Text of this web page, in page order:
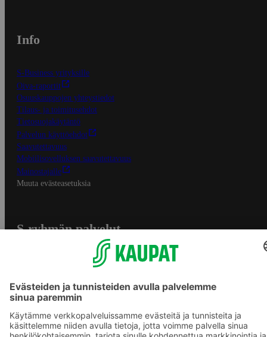
Info
S-Business yrityksille
Oiva-raportit
Osuuskauppojen yhteystiedot
Tilaus- ja toimitusehdot
Tietosuojakäytäntö
Palvelun käyttöehdot
Saavutettavuus
Mobiilisovelluksen saavutettavuus
Mainostajalle
Muuta evästeasetuksia
S-ryhmän palvelut
Yhteishyvä Ruoka -sovellus
S-ostoslista -sovellus
Prisma.fi
Sokos.fi